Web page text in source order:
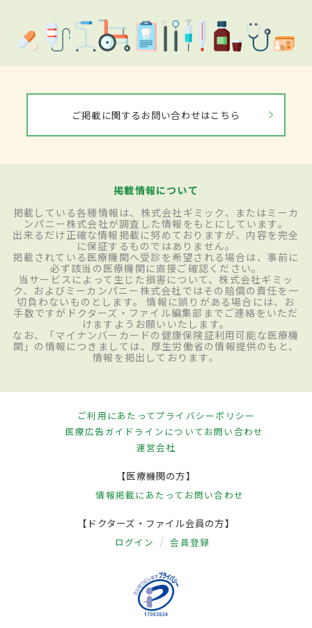
ご掲載に関するお問い合わせはこちら
掲載情報について
掲載している各種情報は、株式会社ギミック、またはミーカ
ンパニー株式会社が調査した情報をもとにしています。
出来るだけ正確な情報掲載に努めておりますが、内容を完全
に保証するものではありません。
掲載されている医療機関へ受診を希望される場合は、事前に
必ず該当の医療機関に直接ご確認ください。
当サービスによって生じた損害について、株式会社ギミッ
ク、およびミーカンパニー株式会社ではその賠償の責任を一
切負わないものとします。 情報に誤りがある場合には、お
手数ですがドクターズ・ファイル編集部までご連絡をいただ
けますようお願いいたします。
なお、「マイナンバーカードの健康保険証利用可能な医療機
関」の情報につきましては、厚生労働省の情報提供のもと、
情報を掲出しております。
ご利用にあたってプライバシーポリシー
医療広告ガイドラインについてお問い合わせ
運営会社
【医療機関の方】
情報掲載にあたって お問い合わせ
【ドクターズ・ファイル会員の方】
ログイン 会員登録